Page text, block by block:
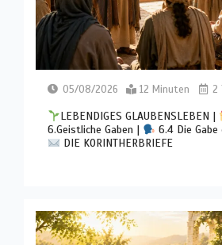
05/08/2026 12 Minuten 2
LEBENDIGES GLAUBENSLEBEN |
6.Geistliche Gaben |
6.4 Die
DIE KORINTHERBRIEFE